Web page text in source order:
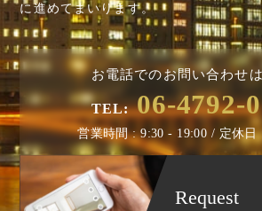
に進めてまいります。
お電話でのお問い合わせ
TEL: 06-4792-
営業時間 : 9:30 - 19:00 / 定休日
Request